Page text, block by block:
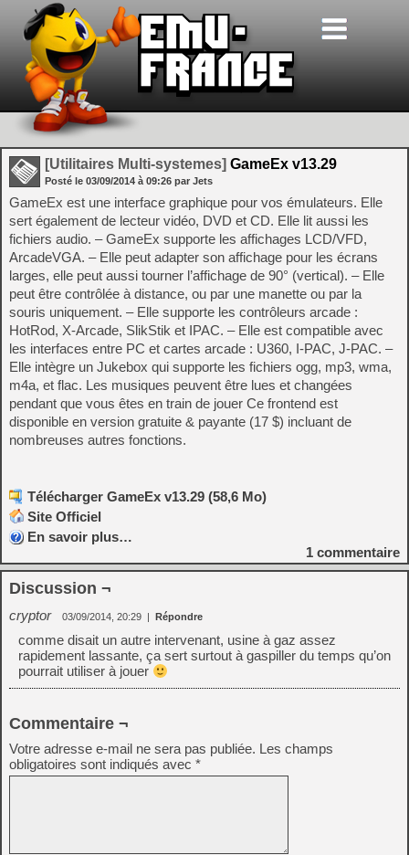
[Utilitaires Multi-systemes] GameEx v13.29
Posté le 03/09/2014 à 09:26 par Jets
GameEx est une interface graphique pour vos émulateurs. Elle
sert également de lecteur vidéo, DVD et CD. Elle lit aussi les
fichiers audio. – GameEx supporte les affichages LCD/VFD,
ArcadeVGA. – Elle peut adapter son affichage pour les écrans
larges, elle peut aussi tourner l’affichage de 90° (vertical). – Elle
peut être contrôlée à distance, ou par une manette ou par la
souris uniquement. – Elle supporte les contrôleurs arcade :
HotRod, X-Arcade, SlikStik et IPAC. – Elle est compatible avec
les interfaces entre PC et cartes arcade : U360, I-PAC, J-PAC. –
Elle intègre un Jukebox qui supporte les fichiers ogg, mp3, wma,
m4a, et flac. Les musiques peuvent être lues et changées
pendant que vous êtes en train de jouer Ce frontend est
disponible en version gratuite & payante (17 $) incluant de
nombreuses autres fonctions.
Télécharger GameEx v13.29 (58,6 Mo)
Site Officiel
En savoir plus…
1 commentaire
Discussion ¬
cryptor 03/09/2014, 20:29 | Répondre
comme disait un autre intervenant, usine à gaz assez
rapidement lassante, ça sert surtout à gaspiller du temps qu’on
pourrait utiliser à jouer
Commentaire ¬
Votre adresse e-mail ne sera pas publiée. Les champs
obligatoires sont indiqués avec *